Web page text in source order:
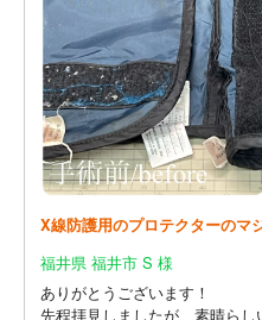
X線防護用のプロテクターのマ
福井県 福井市 S 様
ありがとうございます！
先程拝見しましたが、素晴らし